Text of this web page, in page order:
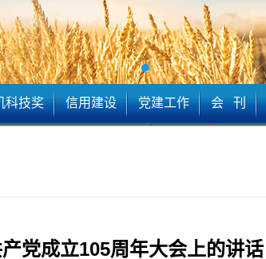
科技奖 信用建设 党建工作 会 刊
党成立105周年大会上的讲话